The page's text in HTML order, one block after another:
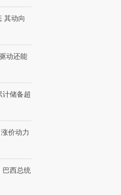
其动向
动还能
储备超
价动力
巴西总统